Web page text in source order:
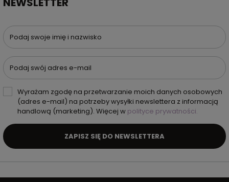
Podaj swoje imię i nazwisko
Podaj swój adres e-mail
Wyrażam zgodę na przetwarzanie moich danych osobowych
(adres e-mail) na potrzeby wysyłki newslettera z informacją
handlową (marketing). Więcej w polityce prywatności.
ZAPISZ SIĘ DO NEWSLETTERA